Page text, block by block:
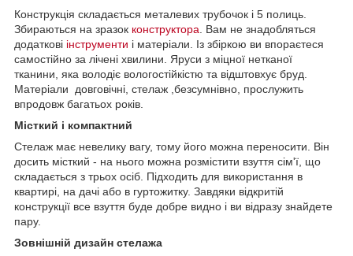
Конструкція складається металевих трубочок і 5 полиць.
Збираються на зразок конструктора . Вам не знадобляться
додаткові інструменти і матеріали. Із збіркою ви впораєтеся
самостійно за лічені хвилини. Яруси з міцної нетканої
тканини, яка володіє вологостійкістю та відштовхує бруд.
Матеріали довговічні, стелаж ,безсумнівно, прослужить
впродовж багатьох років.
Місткий і компактний
Стелаж має невелику вагу, тому його можна переносити. Він
досить місткий - на нього можна розмістити взуття сім'ї, що
складається з трьох осіб. Підходить для використання в
квартирі, на дачі або в гуртожитку. Завдяки відкритій
конструкції все взуття буде добре видно і ви відразу знайдете
пару.
Зовнішній дизайн стелажа